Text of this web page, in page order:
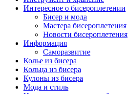
Интересное о бисероплетении
Бисер и мода
Мастера бисероплетения
Новости бисероплетения
Информация
Саморазвитие
Колье из бисера
Кольца из бисера
Кулоны из бисера
Мода и стиль